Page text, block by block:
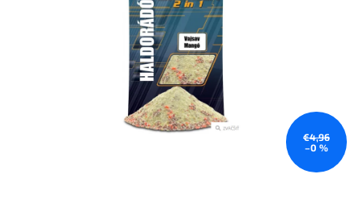
€4,96
–0 %